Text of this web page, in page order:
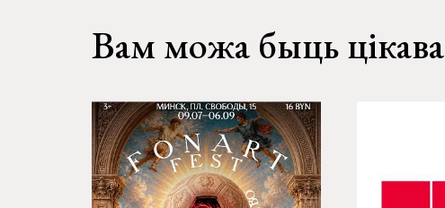
Вам можа быць цікава